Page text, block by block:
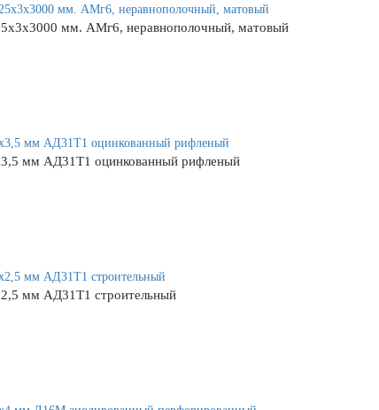
мм. АМг6, неравнополочный, матовый
мм АД31Т1 оцинкованный рифленый
мм АД31Т1 строительный